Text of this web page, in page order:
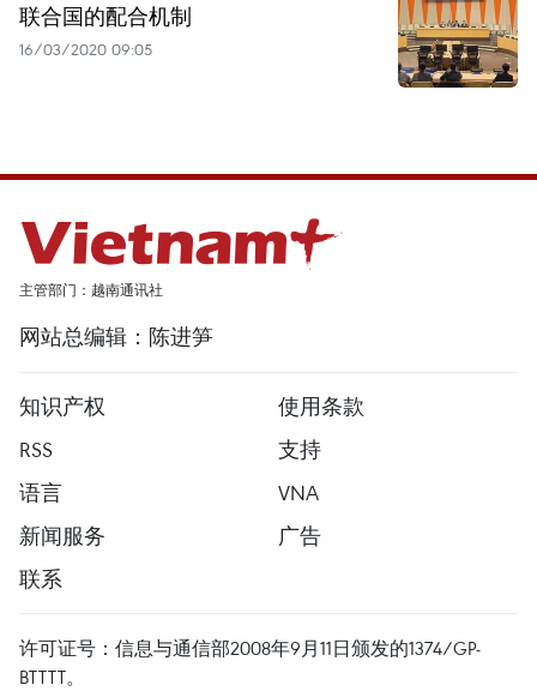
联合国的配合机制
16/03/2020 09:05
主管部门：越南通讯社
网站总编辑：陈进笋
知识产权
使用条款
RSS
支持
语言
VNA
新闻服务
广告
联系
许可证号：信息与通信部2008年9月11日颁发的1374/GP-
BTTTT。